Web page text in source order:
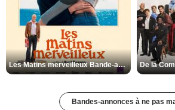
Les Matins merveilleux Bande-annonce VF
Bandes-annonces à ne pas